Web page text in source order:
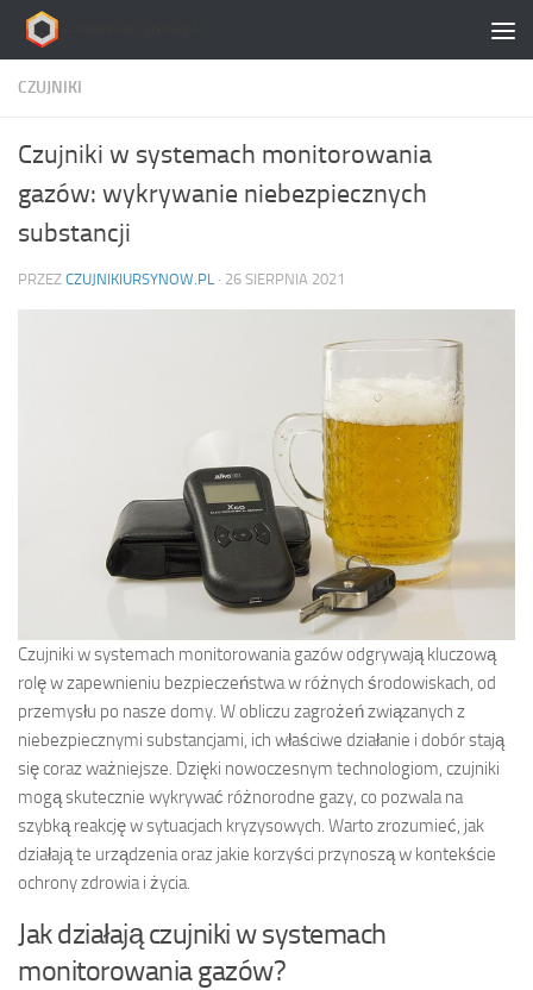
Skip to content
CZUJNIKI
Czujniki w systemach monitorowania
gazów: wykrywanie niebezpiecznych
substancji
PRZEZ CZUJNIKIURSYNOW.PL · 26 SIERPNIA 2021
Czujniki w systemach monitorowania gazów odgrywają kluczową
rolę w zapewnieniu bezpieczeństwa w różnych środowiskach, od
przemysłu po nasze domy. W obliczu zagrożeń związanych z
niebezpiecznymi substancjami, ich właściwe działanie i dobór stają
się coraz ważniejsze. Dzięki nowoczesnym technologiom, czujniki
mogą skutecznie wykrywać różnorodne gazy, co pozwala na
szybką reakcję w sytuacjach kryzysowych. Warto zrozumieć, jak
działają te urządzenia oraz jakie korzyści przynoszą w kontekście
ochrony zdrowia i życia.
Jak działają czujniki w systemach
monitorowania gazów?